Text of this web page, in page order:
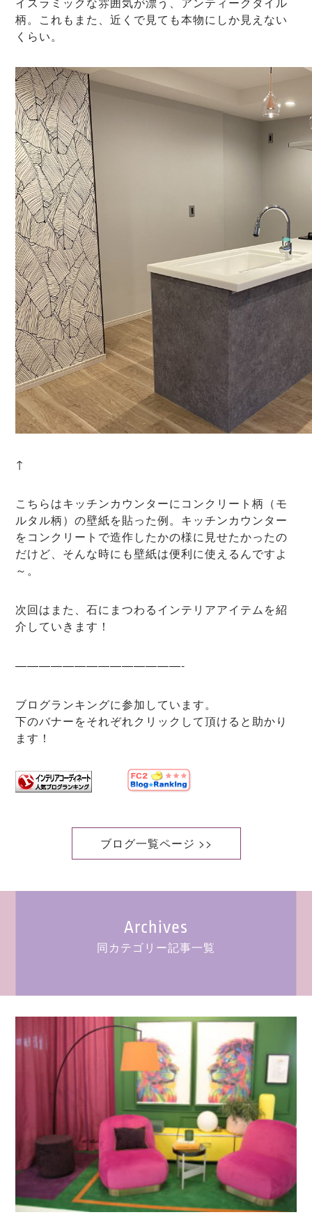
柄。これもまた、近くで見ても本物にしか見えない
くらい。
↑
こちらはキッチンカウンターにコンクリート柄（モ
ルタル柄）の壁紙を貼った例。キッチンカウンター
をコンクリートで造作したかの様に見せたかったの
だけど、そんな時にも壁紙は便利に使えるんですよ
～。
次回はまた、石にまつわるインテリアアイテムを紹
介していきます！
——————————————-
ブログランキングに参加しています。
下のバナーをそれぞれクリックして頂けると助かり
ます！
ブログ一覧ページ >>
Archives
同カテゴリー記事一覧